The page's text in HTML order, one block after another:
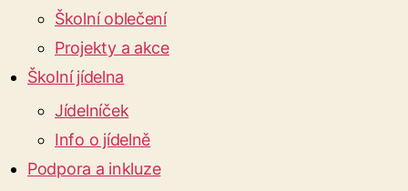
Školní oblečení
Projekty a akce
Školní jídelna
Jídelníček
Info o jídelně
Podpora a inkluze